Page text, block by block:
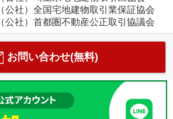
（公社）全国宅地建物取引業保証協会
（公社）首都圏不動産公正取引協議会
お問い合わせ(無料)